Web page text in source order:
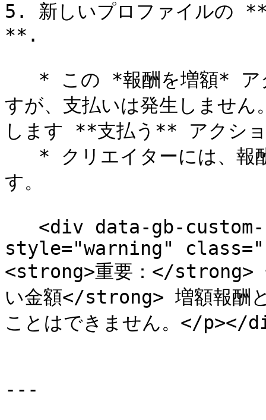
5. 新しいプロファイルの
**.
すが、支払いは発生しません
します **支払う** アクシ
す。
style="warning"
<strong>重要：</strong>
い金額</strong> 増額報酬
ことはできません。</p></
---